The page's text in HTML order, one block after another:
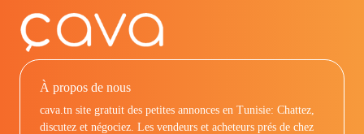
À propos de nous
cava.tn site gratuit des petites annonces en Tunisie: Chattez,
discutez et négociez. Les vendeurs et acheteurs prés de chez